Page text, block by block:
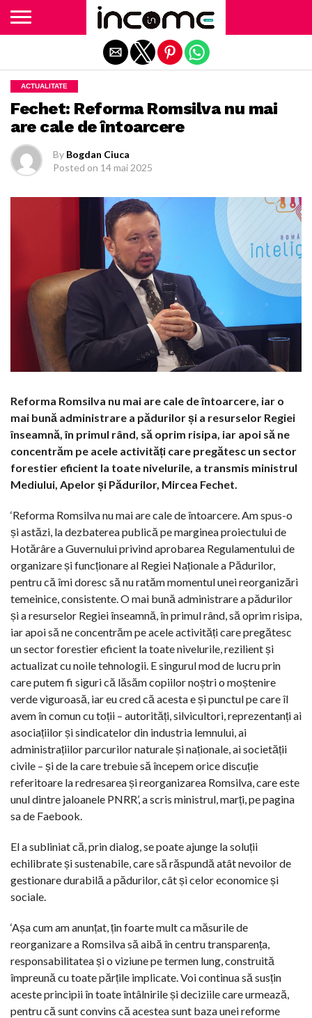
ACTUALITATE
Fechet: Reforma Romsilva nu mai
are cale de întoarcere
By Bogdan Ciuca
Posted on 14 mai 2025
Reforma Romsilva nu mai are cale de întoarcere, iar o
mai bună administrare a pădurilor și a resurselor Regiei
înseamnă, în primul rând, să oprim risipa, iar apoi să ne
concentrăm pe acele activități care pregătesc un sector
forestier eficient la toate nivelurile, a transmis ministrul
Mediului, Apelor și Pădurilor, Mircea Fechet.
‘Reforma Romsilva nu mai are cale de întoarcere. Am spus-o
și astăzi, la dezbaterea publică pe marginea proiectului de
Hotărâre a Guvernului privind aprobarea Regulamentului de
organizare și funcționare al Regiei Naționale a Pădurilor,
pentru că îmi doresc să nu ratăm momentul unei reorganizări
temeinice, consistente. O mai bună administrare a pădurilor
și a resurselor Regiei înseamnă, în primul rând, să oprim risipa,
iar apoi să ne concentrăm pe acele activități care pregătesc
un sector forestier eficient la toate nivelurile, rezilient și
actualizat cu noile tehnologii. E singurul mod de lucru prin
care putem fi siguri că lăsăm copiilor noștri o moștenire
verde viguroasă, iar eu cred că acesta e și punctul pe care îl
avem în comun cu toții – autorități, silvicultori, reprezentanți ai
asociațiilor și sindicatelor din industria lemnului, ai
administrațiilor parcurilor naturale și naționale, ai societății
civile – și de la care trebuie să începem orice discuție
referitoare la redresarea și reorganizarea Romsilva, care este
unul dintre jaloanele PNRR’, a scris ministrul, marți, pe pagina
sa de Faebook.
El a subliniat că, prin dialog, se poate ajunge la soluții
echilibrate și sustenabile, care să răspundă atât nevoilor de
gestionare durabilă a pădurilor, cât și celor economice și
sociale.
‘Așa cum am anunțat, țin foarte mult ca măsurile de
reorganizare a Romsilva să aibă în centru transparența,
responsabilitatea și o viziune pe termen lung, construită
împreună cu toate părțile implicate. Voi continua să susțin
aceste principii în toate întâlnirile și deciziile care urmează,
pentru că sunt convins că acestea sunt baza unei reforme
Exit mobile version